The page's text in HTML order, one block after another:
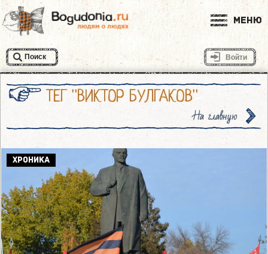
Меню
Поиск Войти
ТЕГ "ВИКТОР БУЛГАКОВ"
На главную
ХРОНИКА